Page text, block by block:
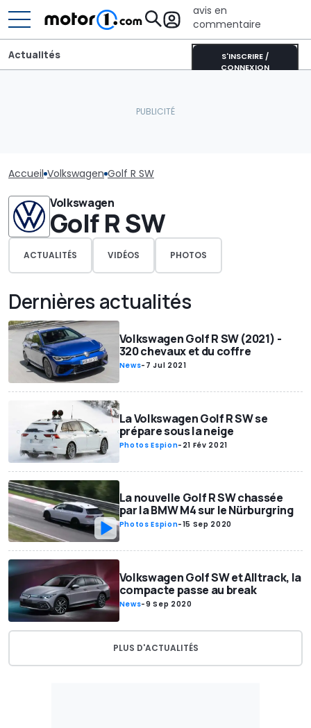
avis en
commentaire
S'INSCRIRE /
CONNEXION
Actualités
Accueil Volkswagen Golf R SW
Volkswagen
Golf R SW
ACTUALITÉS VIDÉOS PHOTOS
Dernières actualités
Volkswagen Golf R SW (2021) -
320 chevaux et du coffre
News- 7 Jul 2021
La Volkswagen Golf R SW se
prépare sous la neige
Photos Espion- 21 Fév 2021
La nouvelle Golf R SW chassée
par la BMW M4 sur le Nürburgring
Photos Espion-15 Sep 2020
Volkswagen Golf SW et Alltrack, la
compacte passe au break
News-9 Sep 2020
PLUS D'ACTUALITÉS